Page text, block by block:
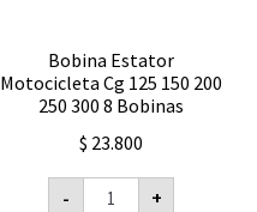
Bobina Estator
Motocicleta Cg 125 150 200
250 300 8 Bobinas
$ 23.800
-
Bobina
Estator
+